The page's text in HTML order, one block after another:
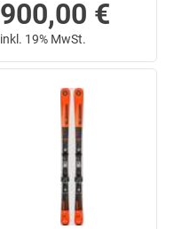
900,00 €
inkl. 19% MwSt.